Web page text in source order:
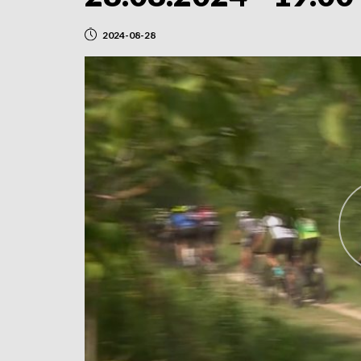
2024-08-28